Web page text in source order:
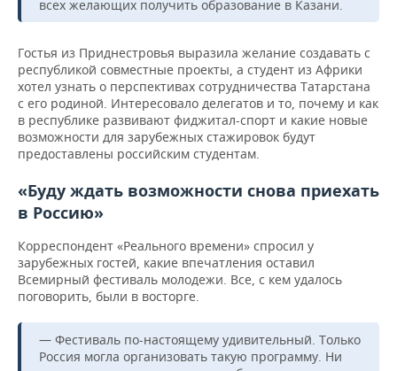
всех желающих получить образование в Казани.
Гостья из Приднестровья выразила желание создавать с
республикой совместные проекты, а студент из Африки
хотел узнать о перспективах сотрудничества Татарстана
с его родиной. Интересовало делегатов и то, почему и как
в республике развивают фиджитал-спорт и какие новые
возможности для зарубежных стажировок будут
предоставлены российским студентам.
«Буду ждать возможности снова приехать
в Россию»
Корреспондент «Реального времени» спросил у
зарубежных гостей, какие впечатления оставил
Всемирный фестиваль молодежи. Все, с кем удалось
поговорить, были в восторге.
— Фестиваль по-настоящему удивительный. Только
Россия могла организовать такую программу. Ни